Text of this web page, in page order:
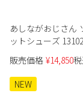
あしながおじさん
ットシューズ
販売価格 ¥14,850
NEW